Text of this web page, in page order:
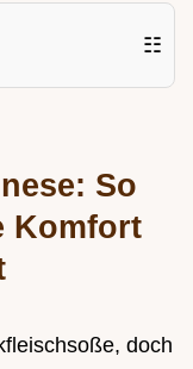
☷
So
Komfort
doch